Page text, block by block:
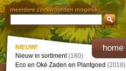
meerdere zoekwoorden mogelijk
home
NIEUW!
Nieuw in sortiment(160)
Eco en Oké Zaden en Plantgoed (2018)